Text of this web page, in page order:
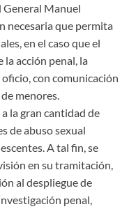
General Manuel
necesaria que permita
en el caso que el
la acción penal, la
con comunicación
menores.
la gran cantidad de
de abuso sexual
A tal fin, se
en su tramitación,
al despliegue de
penal,